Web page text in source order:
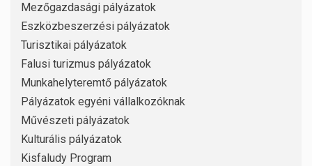
Mezőgazdasági pályázatok
Eszközbeszerzési pályázatok
Turisztikai pályázatok
Falusi turizmus pályázatok
Munkahelyteremtő pályázatok
Pályázatok egyéni vállalkozóknak
Művészeti pályázatok
Kulturális pályázatok
Kisfaludy Program